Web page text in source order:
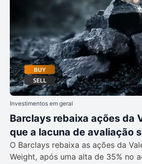
Investimentos em geral
Barclays rebaixa ações da
que a lacuna de avaliação
O Barclays rebaixa as ações da
Weight, após uma alta de 35% no